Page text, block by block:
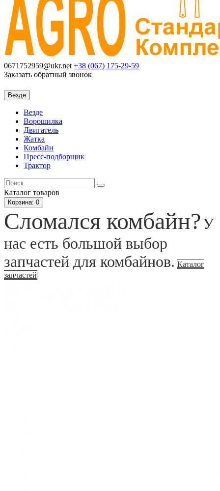
0671752959@ukr.net +38 (067) 175-29-59
Заказать обратный звонок
Везде
Везде
Ворошилка
Двигатель
Жатка
Комбайн
Пресс-подборщик
Трактор
Каталог товаров
Корзина: 0
Сломался комбайн?У
нас есть большой выбор
запчастей для комбайнов. Каталог
запчастей